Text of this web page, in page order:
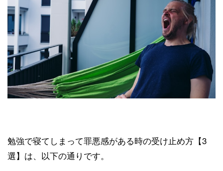
勉強で寝てしまって罪悪感がある時の受け止め方【3
選】は、以下の通りです。